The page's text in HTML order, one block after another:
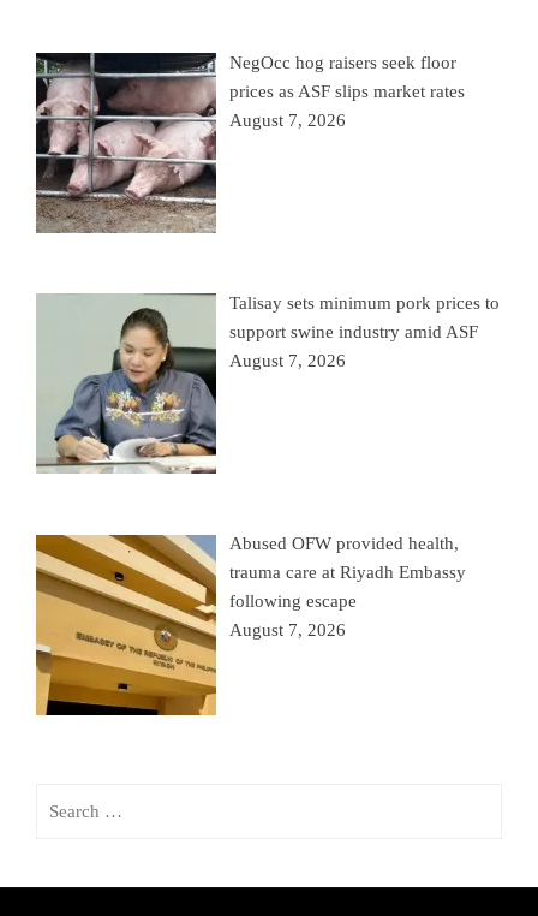
NegOcc hog raisers seek floor
prices as ASF slips market rates
August 7, 2026
Talisay sets minimum pork prices to
support swine industry amid ASF
August 7, 2026
Abused OFW provided health,
trauma care at Riyadh Embassy
following escape
August 7, 2026